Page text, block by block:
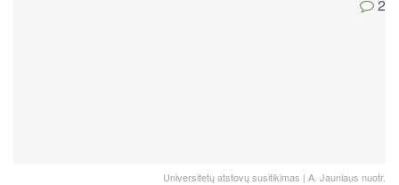
2
Universitetų atstovų susitikimas | A. Jauniaus nuotr.